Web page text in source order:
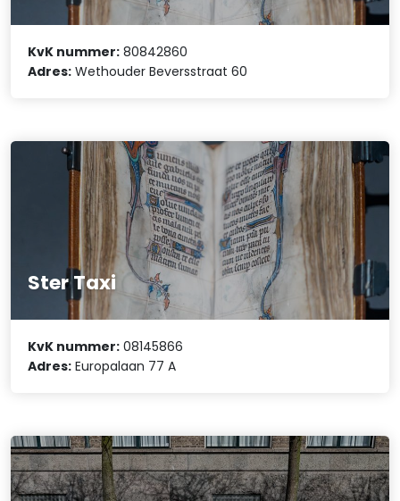
KvK nummer: 80842860
Adres: Wethouder Beversstraat 60
Ster Taxi
KvK nummer: 08145866
Adres: Europalaan 77 A